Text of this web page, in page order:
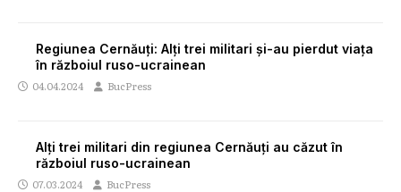
Regiunea Cernăuți: Alți trei militari și-au pierdut viața
în războiul ruso-ucrainean
04.04.2024 BucPress
Alți trei militari din regiunea Cernăuți au căzut în
războiul ruso-ucrainean
07.03.2024 BucPress